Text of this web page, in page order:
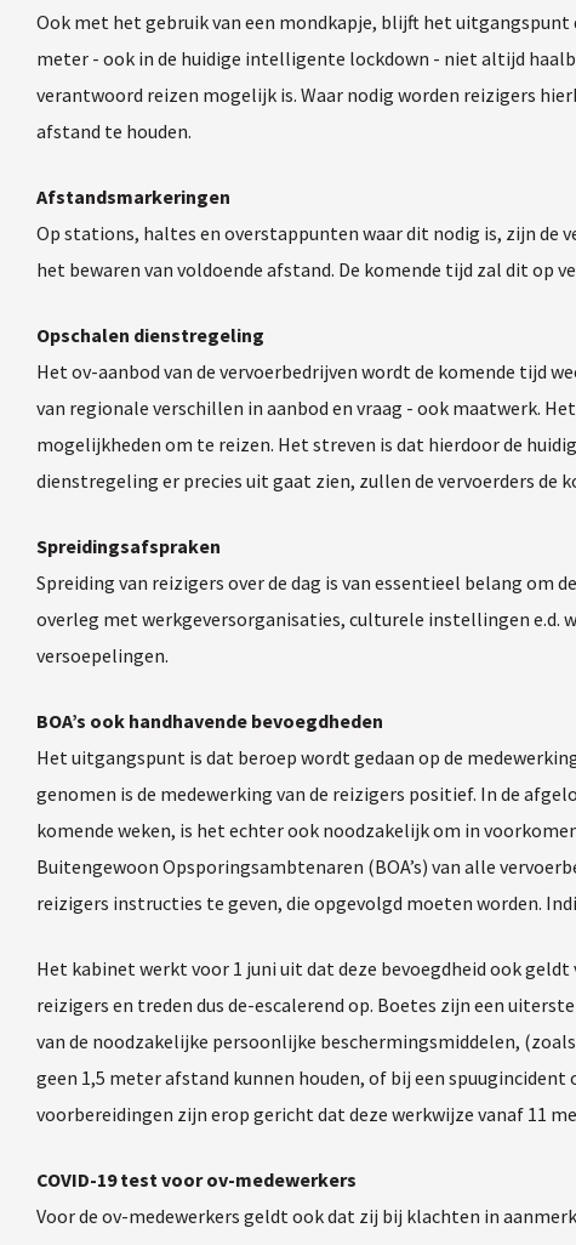
Ook met het gebruik van een mondkapje, blijft het
meter - ook in de huidige intelligente lockdown - niet altijd
verantwoord reizen mogelijk is. Waar nodig worden reizigers
afstand te houden.
Afstandsmarkeringen
Op stations, haltes en overstappunten waar dit nodig is, zijn de
het bewaren van voldoende afstand. De komende tijd zal dit op
Opschalen dienstregeling
Het ov-aanbod van de vervoerbedrijven wordt de komende tijd
van regionale verschillen in aanbod en vraag - ook maatwerk.
mogelijkheden om te reizen. Het streven is dat hierdoor de
dienstregeling er precies uit gaat zien, zullen de vervoerders de
Spreidingsafspraken
Spreiding van reizigers over de dag is van essentieel belang
overleg met werkgeversorganisaties, culturele instellingen e.d.
versoepelingen.
BOA’s ook handhavende bevoegdheden
Het uitgangspunt is dat beroep wordt gedaan op de
genomen is de medewerking van de reizigers positief. In de
komende weken, is het echter ook noodzakelijk om in
Buitengewoon Opsporingsambtenaren (BOA’s) van alle
reizigers instructies te geven, die opgevolgd moeten worden.
Het kabinet werkt voor 1 juni uit dat deze bevoegdheid ook geldt
reizigers en treden dus de-escalerend op. Boetes zijn een
van de noodzakelijke persoonlijke beschermingsmiddelen,
geen 1,5 meter afstand kunnen houden, of bij een
voorbereidingen zijn erop gericht dat deze werkwijze vanaf 11
COVID-19 test voor ov-medewerkers
Voor de ov-medewerkers geldt ook dat zij bij klachten in